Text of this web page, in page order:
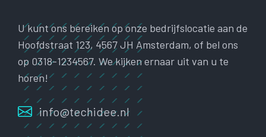
U kunt ons bereiken op onze bedrijfslocatie aan de
Hoofdstraat 123, 4567 JH Amsterdam, of bel ons
op 0318-1234567. We kijken ernaar uit van u te
horen!
info@techidee.nl